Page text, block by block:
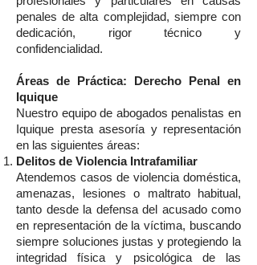
penales de alta complejidad, siempre con
dedicación, rigor técnico y
confidencialidad.
Áreas de Práctica: Derecho Penal en
Iquique
Nuestro equipo de abogados penalistas en
Iquique presta asesoría y representación
en las siguientes áreas:
Delitos de Violencia Intrafamiliar
Atendemos casos de violencia doméstica,
amenazas, lesiones o maltrato habitual,
tanto desde la defensa del acusado como
en representación de la víctima, buscando
siempre soluciones justas y protegiendo la
integridad física y psicológica de las